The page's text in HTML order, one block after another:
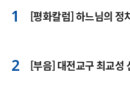
[평화칼럼] 하느님의 정
[부음] 대전교구 최교성